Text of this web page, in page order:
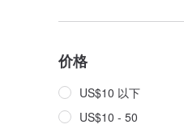
价格
US$10 以下
US$10 - 50